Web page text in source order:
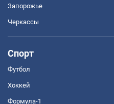
Запорожье
Черкассы
Спорт
Футбол
Хоккей
Формула-1